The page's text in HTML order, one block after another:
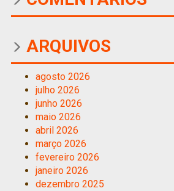
ARQUIVOS
agosto 2026
julho 2026
junho 2026
maio 2026
abril 2026
março 2026
fevereiro 2026
janeiro 2026
dezembro 2025